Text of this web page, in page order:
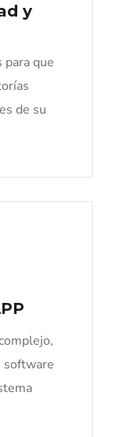
y
para que
de su
software